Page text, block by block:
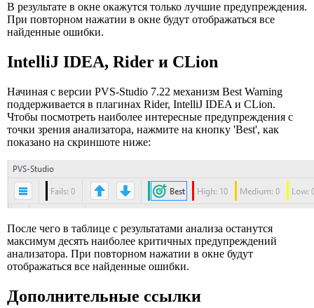
В результате в окне окажутся только лучшие предупреждения.
При повторном нажатии в окне будут отображаться все
найденные ошибки.
IntelliJ IDEA, Rider и CLion
Начиная с версии PVS-Studio 7.22 механизм Best Warning
поддерживается в плагинах Rider, IntelliJ IDEA и СLion.
Чтобы посмотреть наиболее интересные предупреждения с
точки зрения анализатора, нажмите на кнопку 'Best', как
показано на скриншоте ниже:
После чего в таблице с результатами анализа останутся
максимум десять наиболее критичных предупреждений
анализатора. При повторном нажатии в окне будут
отображаться все найденные ошибки.
Дополнительные ссылки